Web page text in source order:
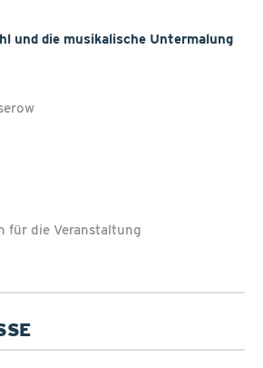
und die musikalische Untermalung
für die Veranstaltung